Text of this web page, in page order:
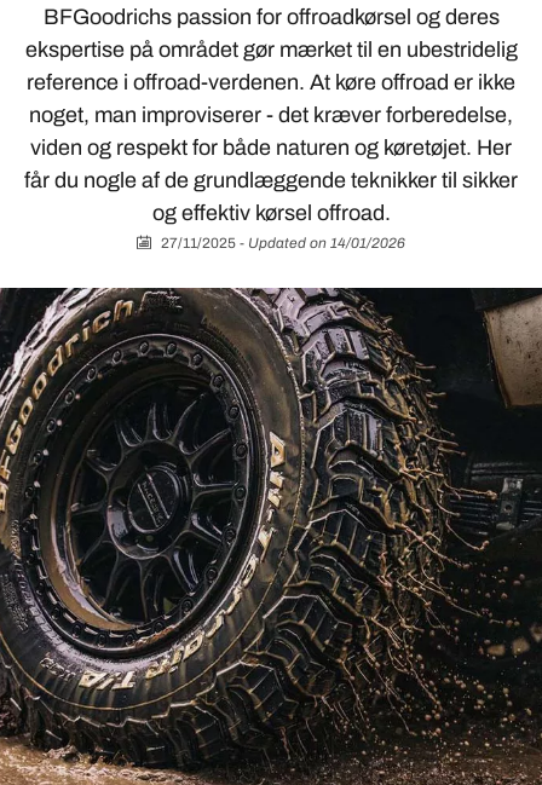
BFGoodrichs passion for offroadkørsel og deres
ekspertise på området gør mærket til en ubestridelig
reference i offroad-verdenen. At køre offroad er ikke
noget, man improviserer - det kræver forberedelse,
viden og respekt for både naturen og køretøjet. Her
får du nogle af de grundlæggende teknikker til sikker
og effektiv kørsel offroad.
27/11/2025 - Updated on 14/01/2026